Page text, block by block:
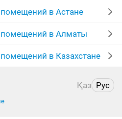
техничка строительная
клининговый компания
уборка в офис
в Астане
в Алматы
в Казахстане
Қаз Рус